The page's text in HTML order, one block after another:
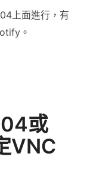
上面進行，有
。
或
VNC